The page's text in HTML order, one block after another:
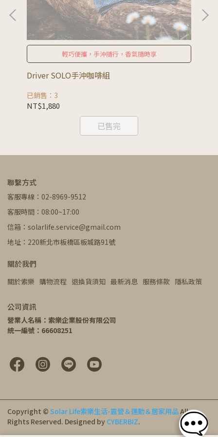
輕巧便攜，手沖隨行，香氣隨時享
Driver SOLO手沖咖啡組
已銷售：3
NT$1,880
已售完
聯繫方式
客服專線：02-8969-9512
客服時間：08:00~17:00
信箱：solarlife.service@gmail.com
地址：220新北市板橋區板城路91號
關於我們
關於索樂 購物流程 退換貨須知 最新消息 服務條款 隱私政策
公司資訊
營業人名稱：索樂企業股份有限公司
統一編號：66608251
Copyright © Solar Life索樂生活-露營＆運動＆居家用品All
Rights Reserved. Designed by CYBERBIZ.